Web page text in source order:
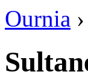
Ournia ›